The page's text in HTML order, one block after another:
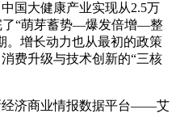
国大健康产业实现从2.5万
了“萌芽蓄势—爆发倍增—整
。增长动力也从最初的政策
费升级与技术创新的“三核
济商业情报数据平台——艾